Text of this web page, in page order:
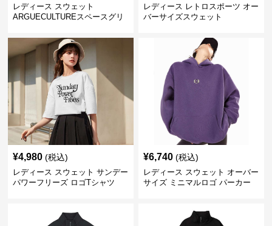
レディース スウェット
ARGUECULTUREスペースグリ
レディース レトロスポーツ オー
バーサイズスウェット
¥4,980 (税込)
レディース スウェット サンデー
パワーフリーズ ロゴTシャツ
¥6,740 (税込)
レディース スウェット オーバー
サイズ ミニマルロゴ パーカー